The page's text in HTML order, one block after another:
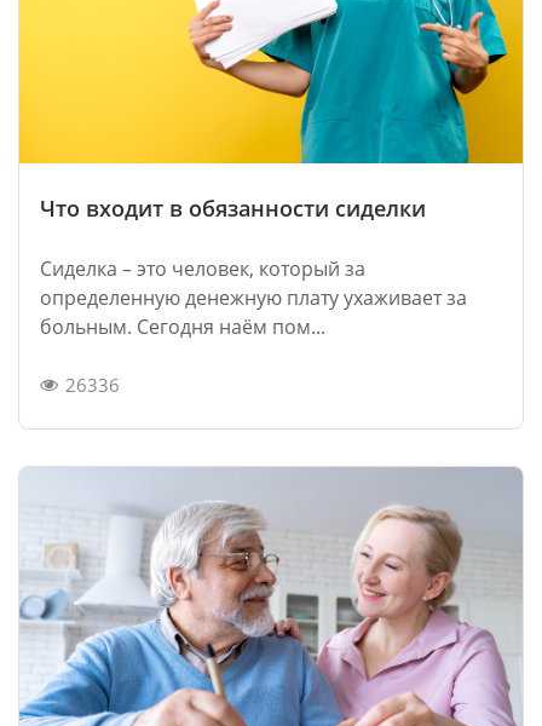
Что входит в обязанности сиделки
Сиделка – это человек, который за
определенную денежную плату ухаживает за
больным. Сегодня наём пом...
26336